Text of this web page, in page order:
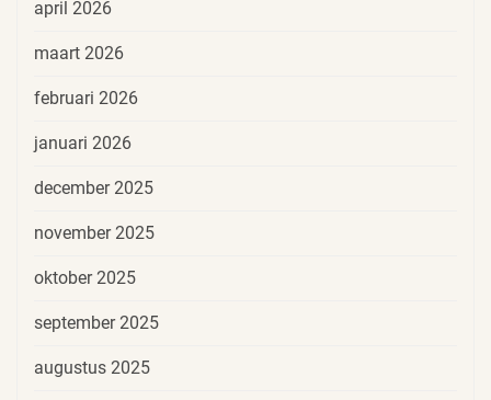
april 2026
maart 2026
februari 2026
januari 2026
december 2025
november 2025
oktober 2025
september 2025
augustus 2025